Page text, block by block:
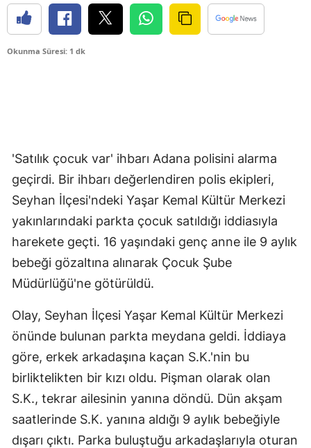
Okunma Süresi: 1 dk
'Satılık çocuk var' ihbarı Adana polisini alarma
geçirdi. Bir ihbarı değerlendiren polis ekipleri,
Seyhan İlçesi'ndeki Yaşar Kemal Kültür Merkezi
yakınlarındaki parkta çocuk satıldığı iddiasıyla
harekete geçti. 16 yaşındaki genç anne ile 9 aylık
bebeği gözaltına alınarak Çocuk Şube
Müdürlüğü'ne götürüldü.
Olay, Seyhan İlçesi Yaşar Kemal Kültür Merkezi
önünde bulunan parkta meydana geldi. İddiaya
göre, erkek arkadaşına kaçan S.K.'nin bu
birliktelikten bir kızı oldu. Pişman olarak olan
S.K., tekrar ailesinin yanına döndü. Dün akşam
saatlerinde S.K. yanına aldığı 9 aylık bebeğiyle
dışarı çıktı. Parka buluştuğu arkadaşlarıyla oturan